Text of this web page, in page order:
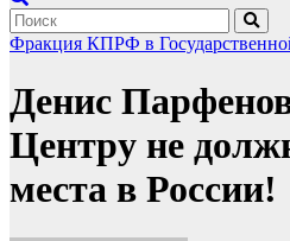
Фракция КПРФ в
Денис
Центру не
места в России!